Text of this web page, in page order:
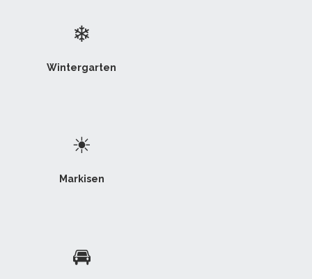
❄
Wintergarten
☀
Markisen
🚘